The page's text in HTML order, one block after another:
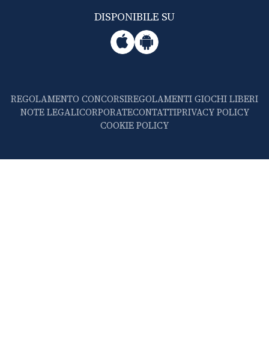
DISPONIBILE SU
REGOLAMENTO CONCORSIREGOLAMENTI GIOCHI LIBERI
NOTE LEGALICORPORATECONTATTIPRIVACY POLICY
COOKIE POLICY